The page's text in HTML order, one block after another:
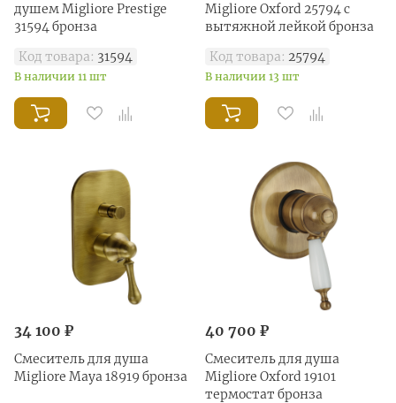
душем Migliore Prestige
31594 бронза
Код товара: 31594
В наличии 11 шт
Migliore Oxford 25794 с
вытяжной лейкой бронза
Код товара: 25794
В наличии 13 шт
34 100 ₽
Смеситель для душа
Migliore Maya 18919 бронза
40 700 ₽
Смеситель для душа
Migliore Oxford 19101
термостат бронза